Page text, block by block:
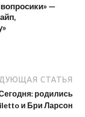
—
СТАТЬЯ
родились
и Бри Ларсон